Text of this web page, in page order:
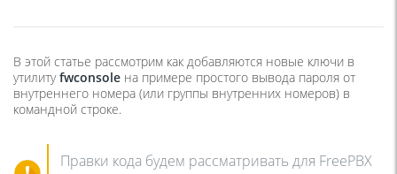
В этой статье рассмотрим как добавляются новые ключи в
утилитуfwconsole на примере простого вывода пароля от
внутреннего номера (или группы внутренних номеров) в
командной строке.
Правки кода будем рассматривать для FreePBX